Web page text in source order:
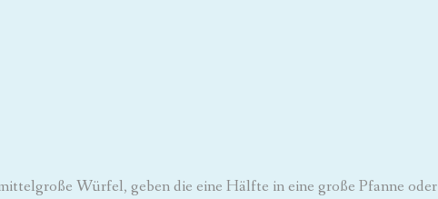
Würfel, geben die eine Hälfte in eine große Pfanne oder